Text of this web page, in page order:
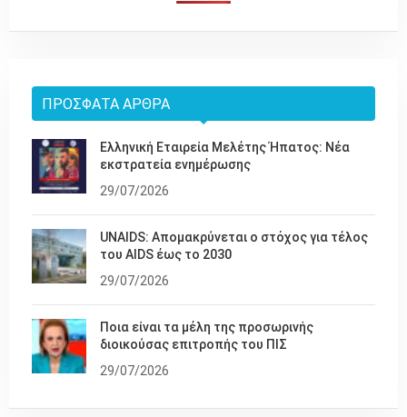
ΠΡΌΣΦΑΤΑ ΆΡΘΡΑ
Ελληνική Εταιρεία Μελέτης Ήπατος: Νέα
εκστρατεία ενημέρωσης
29/07/2026
UNAIDS: Απομακρύνεται ο στόχος για τέλος
του AIDS έως το 2030
29/07/2026
Ποια είναι τα μέλη της προσωρινής
διοικούσας επιτροπής του ΠΙΣ
29/07/2026